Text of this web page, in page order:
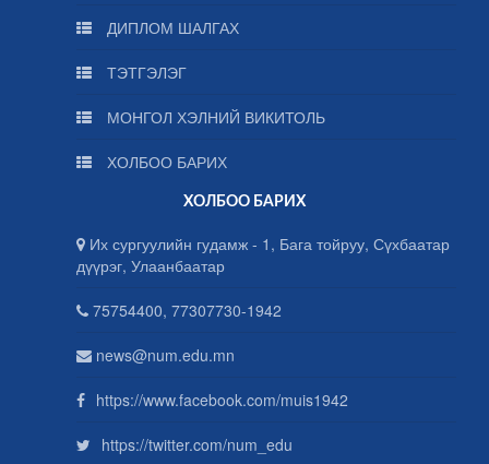
ДИПЛОМ ШАЛГАХ
ТЭТГЭЛЭГ
МОНГОЛ ХЭЛНИЙ ВИКИТОЛЬ
ХОЛБОО БАРИХ
ХОЛБОО БАРИХ
Их сургуулийн гудамж - 1, Бага тойруу, Сүхбаатар
дүүрэг, Улаанбаатар
75754400, 77307730-1942
news@num.edu.mn
https://www.facebook.com/muis1942
https://twitter.com/num_edu